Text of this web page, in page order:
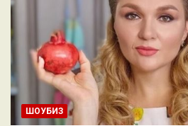
ШОУБИЗ